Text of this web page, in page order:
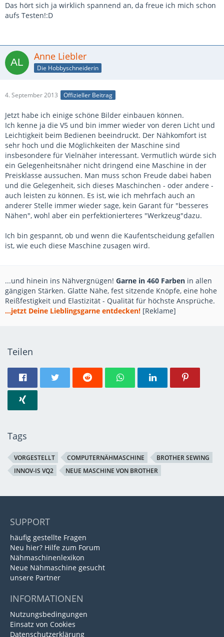
Das hört sich ja wirklich spannend an, da freue ich mich schon
aufs Testen!:D
Anne Liebler
Die Hobbyschneiderin
4. September 2013 Offizieller Beitrag
Jetzt habe ich einige schöne Bilder einbauen können.
Ich kenne ja die V5 und bin immer wieder von deren Licht und
Leichtigkeit beim Bedienen beeindruckt. Der Nähkomfort ist
sehr hoch und die Möglichkeiten der Maschine sind
insbesondere für Vielnäher interessant. Vermutlich würde sich
ein Gelegenheitsnäher nicht dringend eine Maschine in der
Preisklasse aussuchen. Man muss schon Freude dabei haben
und die Gelegenheit, sich dieses Maschinchen - oder andere -
auch leisten zu können. Es ist, wie ich mehrfach auch an
anderer Stelle immer wieder sage, kein Garant für "besseres
Nähen", wohl aber ein perfektionierteres "Werkzeug"dazu.
Ich bin gespannt, ob und wenn die Kaufentscheidung gefallen
ist, wie euch diese Maschine zusagen wird.
...und hinein ins Nähvergnügen! Garne in 460 Farben in allen
gängigen Stärken. Glatte Nähe, fest sitzende Knöpfe, eine hohe
Reißfestigkeit und Elastizität - Qualität für höchste Ansprüche.
...jetzt Deine Lieblingsgarne entdecken! [Reklame]
Teilen
Tags
VORGESTELLT COMPUTERNÄHMASCHINE
BROTHER SEWING
INNOV-IS VQ2
NEUE MASCHINE VON BROTHER
SUPPORT
häufig gestellte Fragen
Neu hier? Hilfe zum Forum
Nähmaschinenlexikon
Neue Nähmaschine gesucht
unsere Partner
INFORMATIONEN
Nutzungsbedingungen
Einsatz von Cookies
Datenschutzerklärung